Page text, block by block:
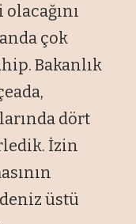
çok
Bakanlık
dört
İzin
üstü